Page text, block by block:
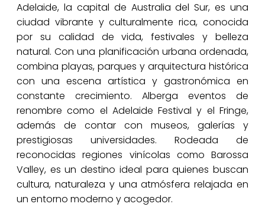
Adelaide, la capital de Australia del Sur, es una
ciudad vibrante y culturalmente rica, conocida
por su calidad de vida, festivales y belleza
natural. Con una planificación urbana ordenada,
combina playas, parques y arquitectura histórica
con una escena artística y gastronómica en
constante crecimiento. Alberga eventos de
renombre como el Adelaide Festival y el Fringe,
además de contar con museos, galerías y
prestigiosas universidades. Rodeada de
reconocidas regiones vinícolas como Barossa
Valley, es un destino ideal para quienes buscan
cultura, naturaleza y una atmósfera relajada en
un entorno moderno y acogedor.